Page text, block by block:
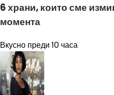
6 храни, които сме
момента
Вкусно преди 10 часа